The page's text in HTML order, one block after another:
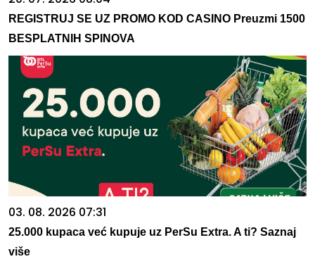
REGISTRUJ SE UZ PROMO KOD CASINO Preuzmi 1500
BESPLATNIH SPINOVA
03. 08. 2026 07:31
25.000 kupaca već kupuje uz PerSu Extra. A ti? Saznaj
više